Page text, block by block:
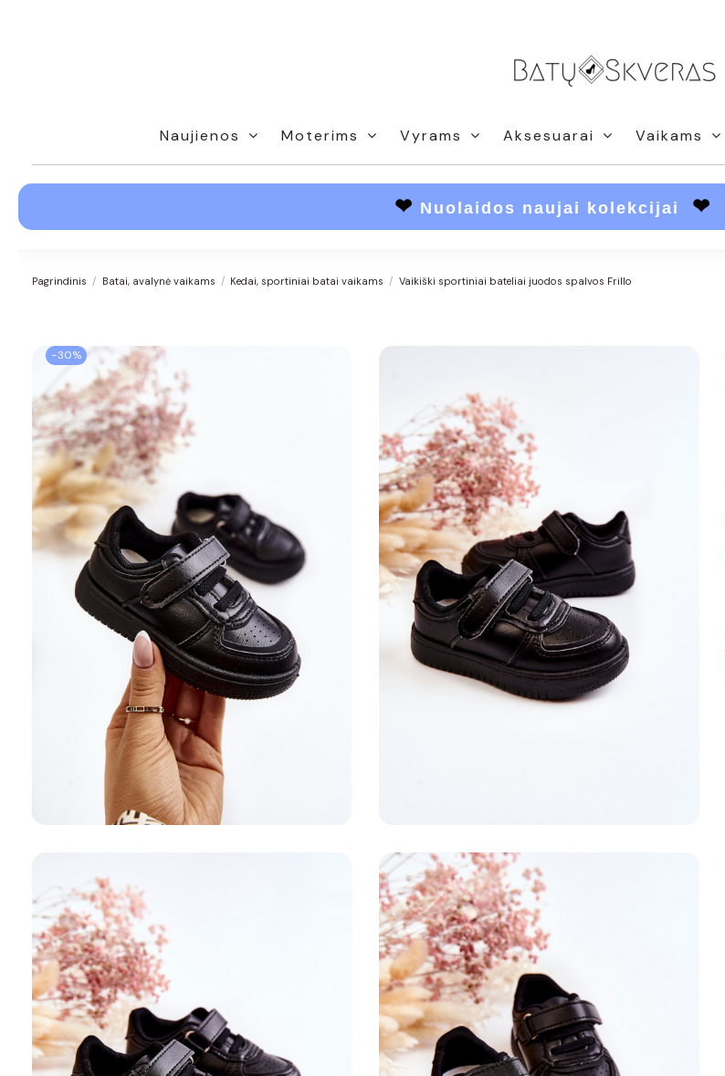
Naujienos Moterims Vyrams Aksesuarai Vaikams
❤ Nuolaidos naujai kolekcijai ❤
Pagrindinis Batai, avalynė vaikams Kedai, sportiniai batai vaikams Vaikiški sportiniai bateliai juodos spalvos Frillo
−30%